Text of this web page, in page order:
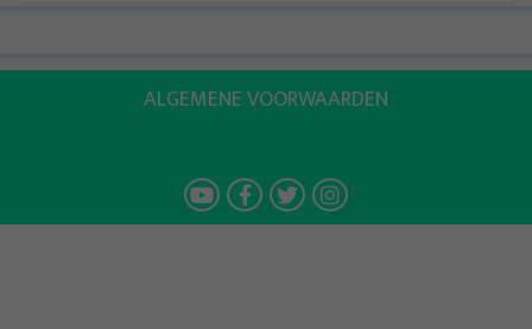
ALGEMENE VOORWAARDEN